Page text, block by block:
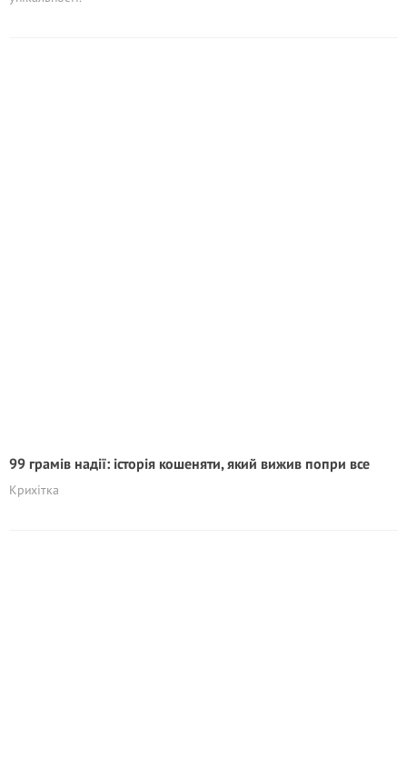
99 грамів надії: історія кошеняти, який вижив попри все
Крихітка